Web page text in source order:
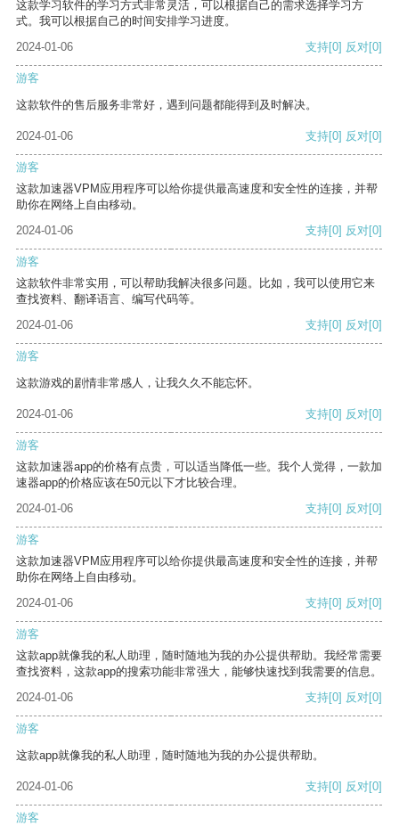
这款学习软件的学习方式非常灵活，可以根据自己的需求选择学习方
式。我可以根据自己的时间安排学习进度。
2024-01-06
支持[0] 反对[0]
游客
这款软件的售后服务非常好，遇到问题都能得到及时解决。
2024-01-06 支持[0] 反对[0]
游客
这款加速器VPM应用程序可以给你提供最高速度和安全性的连接，并帮
助你在网络上自由移动。
2024-01-06
支持[0] 反对[0]
游客
这款软件非常实用，可以帮助我解决很多问题。比如，我可以使用它来
查找资料、翻译语言、编写代码等。
2024-01-06
支持[0] 反对[0]
游客
这款游戏的剧情非常感人，让我久久不能忘怀。
2024-01-06 支持[0] 反对[0]
游客
这款加速器app的价格有点贵，可以适当降低一些。我个人觉得，一款加
速器app的价格应该在50元以下才比较合理。
2024-01-06
支持[0] 反对[0]
游客
这款加速器VPM应用程序可以给你提供最高速度和安全性的连接，并帮
助你在网络上自由移动。
2024-01-06
支持[0] 反对[0]
游客
这款app就像我的私人助理，随时随地为我的办公提供帮助。我经常需要
查找资料，这款app的搜索功能非常强大，能够快速找到我需要的信息。
2024-01-06
支持[0] 反对[0]
游客
这款app就像我的私人助理，随时随地为我的办公提供帮助。
2024-01-06 支持[0] 反对[0]
游客